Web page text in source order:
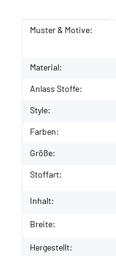
Produkteigenschaft
Wert
Muster & Motive:
Material:
Anlass Stoffe:
Style:
Farben:
Größe:
Stoffart:
Inhalt:
Breite:
Hergestellt: